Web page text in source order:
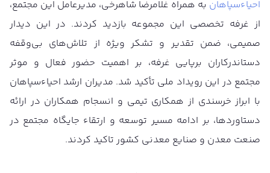
احیاءسپاهان به همراه غلامرضا شاهرخی، مدیرعامل این مجتمع،
از غرفه تخصصی این مجموعه بازدید کردند. در این دیدار
صمیمی، ضمن تقدیر و تشکر ویژه از تلاش‌های بی‌وقفه
دستاندرکاران برپایی غرفه، بر اهمیت حضور فعال و موثر
مجتمع در این رویداد ملی تأکید شد. مدیران ارشد احیاءسپاهان
با ابراز خرسندی از همکاری تیمی و انسجام همکاران در ارائه
دستاوردها، بر ادامه مسیر توسعه و ارتقاء جایگاه مجتمع در
صنعت معدن و صنایع معدنی کشور تاکید کردند.